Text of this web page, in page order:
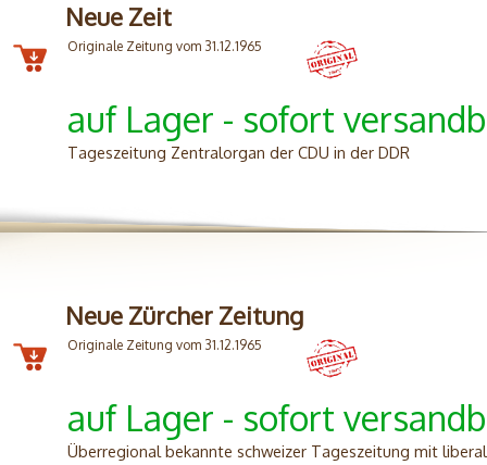
Neue Zeit
Originale Zeitung vom 31.12.1965
auf Lager - sofort
Tageszeitung Zentralorgan der CDU in der DDR
Neue Zürcher Zeitung
Originale Zeitung vom 31.12.1965
auf Lager - sofort
Überregional bekannte schweizer Tageszeitung mit